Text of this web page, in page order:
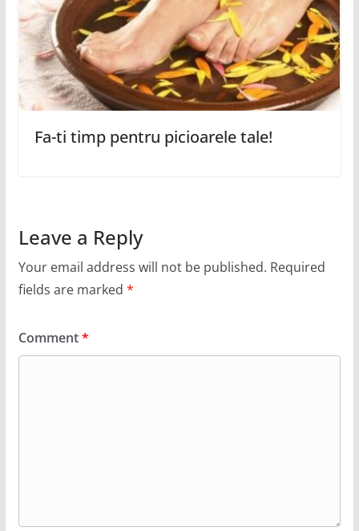
Fa-ti timp pentru picioarele tale!
Leave a Reply
Your email address will not be published. Required
fields are marked *
Comment*